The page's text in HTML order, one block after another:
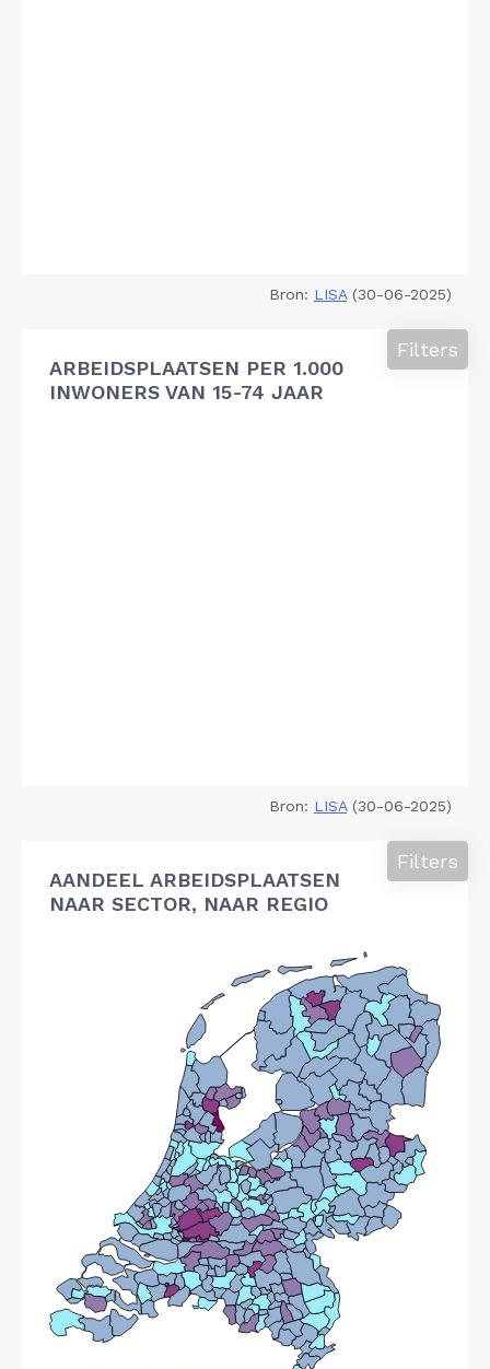
Bron: LISA(30-06-2025)
ARBEIDSPLAATSEN PER 1.000
INWONERS VAN 15-74 JAAR
Filters
Bron: LISA(30-06-2025)
AANDEEL ARBEIDSPLAATSEN
NAAR SECTOR, NAAR REGIO
Filters